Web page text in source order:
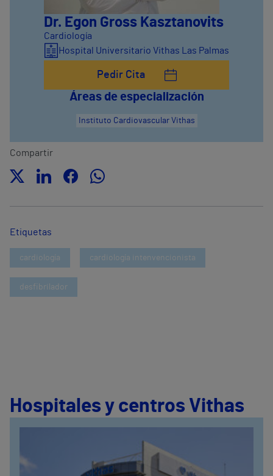
Dr. Egon Gross Kasztanovits
Cardiología
Hospital Universitario Vithas Las Palmas
Pedir Cita
Áreas de especialización
Instituto Cardiovascular Vithas
Compartir
Etiquetas
cardiología cardiología intenvencionista
desfibrilador
Hospitales y centros Vithas